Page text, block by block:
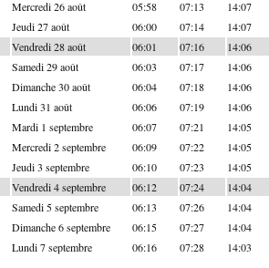
Mercredi 26 août 05:58 07:13 14:07
Jeudi 27 août 06:00 07:14 14:07
Vendredi 28 août 06:01 07:16 14:06
Samedi 29 août 06:03 07:17 14:06
Dimanche 30 août 06:04 07:18 14:06
Lundi 31 août 06:06 07:19 14:06
Mardi 1 septembre 06:07 07:21 14:05
Mercredi 2 septembre 06:09 07:22 14:05
Jeudi 3 septembre 06:10 07:23 14:05
Vendredi 4 septembre 06:12 07:24 14:04
Samedi 5 septembre 06:13 07:26 14:04
Dimanche 6 septembre 06:15 07:27 14:04
Lundi 7 septembre 06:16 07:28 14:03